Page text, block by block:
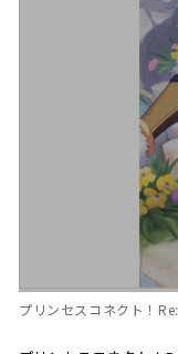
プリンセスコネクト！